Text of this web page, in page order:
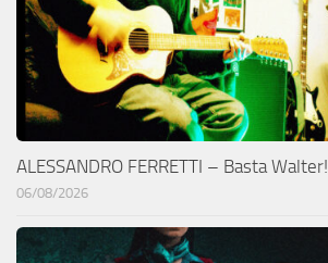
ALESSANDRO FERRETTI – Basta Walter!
06/08/2026